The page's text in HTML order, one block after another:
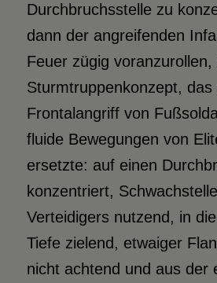
Durchbruchsstelle zu
dann der angreifenden
Feuer zügig voranzurollen,
Sturmtruppenkonzept, das
Frontalangriff von
fluide Bewegungen von
ersetzte: auf einen
konzentriert,
Verteidigers nutzend, in
Tiefe zielend, etwaiger
nicht achtend und aus der